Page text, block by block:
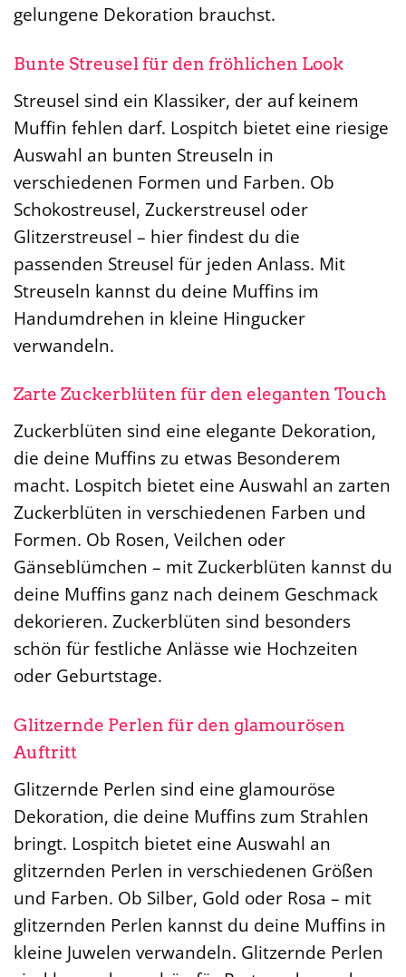
gelungene Dekoration brauchst.
Bunte Streusel für den fröhlichen Look
Streusel sind ein Klassiker, der auf keinem
Muffin fehlen darf. Lospitch bietet eine riesige
Auswahl an bunten Streuseln in
verschiedenen Formen und Farben. Ob
Schokostreusel, Zuckerstreusel oder
Glitzerstreusel – hier findest du die
passenden Streusel für jeden Anlass. Mit
Streuseln kannst du deine Muffins im
Handumdrehen in kleine Hingucker
verwandeln.
Zarte Zuckerblüten für den eleganten Touch
Zuckerblüten sind eine elegante Dekoration,
die deine Muffins zu etwas Besonderem
macht. Lospitch bietet eine Auswahl an zarten
Zuckerblüten in verschiedenen Farben und
Formen. Ob Rosen, Veilchen oder
Gänseblümchen – mit Zuckerblüten kannst du
deine Muffins ganz nach deinem Geschmack
dekorieren. Zuckerblüten sind besonders
schön für festliche Anlässe wie Hochzeiten
oder Geburtstage.
Glitzernde Perlen für den glamourösen
Auftritt
Glitzernde Perlen sind eine glamouröse
Dekoration, die deine Muffins zum Strahlen
bringt. Lospitch bietet eine Auswahl an
glitzernden Perlen in verschiedenen Größen
und Farben. Ob Silber, Gold oder Rosa – mit
glitzernden Perlen kannst du deine Muffins in
kleine Juwelen verwandeln. Glitzernde Perlen